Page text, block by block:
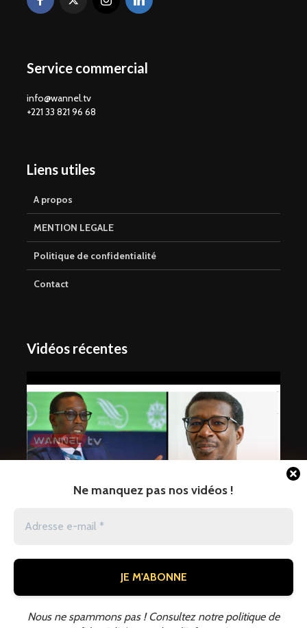
Ne manquez pas nos vidéos !
Nous ne spammons pas ! Consultez notre politique de
Service commercial
info@wannel.tv
+221 33 821 96 68
Liens utiles
A propos
MENTION LEGALE
Politique de confidentialité
Contact
Vidéos récentes
La critique et son miroir : Quand
Copyright © 2026 · Wannel TV. Tous droits réservés.